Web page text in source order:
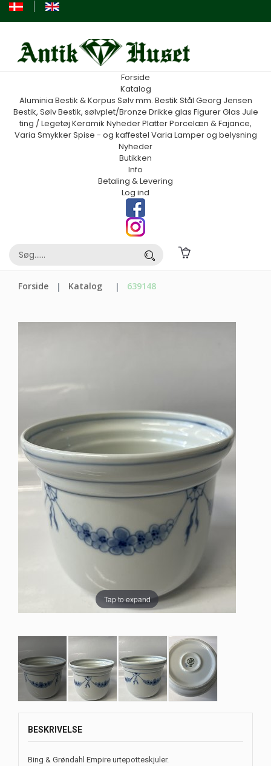
Forside
Katalog
Aluminia Bestik & Korpus Sølv mm. Bestik Stål Georg Jensen
Bestik, SølvBestik, sølvplet/Bronze Drikke glas FigurerGlas Jule
ting / Legetøj Keramik NyhederPlatterPorcelæn & Fajance,
Varia SmykkerSpise - og kaffestel Varia Lamper og belysning
Nyheder
Butikken
Info
Betaling & Levering
Log ind
Forside Katalog 639148
Tap to expand
BESKRIVELSE
Bing & Grøndahl Empire urtepotteskjuler.